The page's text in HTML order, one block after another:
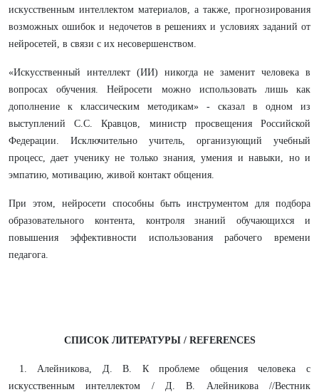
искусственным интеллектом материалов, а также, прогнозирования
возможных ошибок и недочетов в решениях и условиях заданий от
нейросетей, в связи с их несовершенством.
«Искусственный интеллект (ИИ) никогда не заменит человека в
вопросах обучения. Нейросети можно использовать лишь как
дополнение к классическим методикам» - сказал в одном из
выступлений С.С. Кравцов, министр просвещения Российской
Федерации. Исключительно учитель, организующий учебный
процесс, дает ученику не только знания, умения и навыки, но и
эмпатию, мотивацию, живой контакт общения.
При этом, нейросети способны быть инструментом для подбора
образовательного контента, контроля знаний обучающихся и
повышения эффективности использования рабочего времени
педагога.
СПИСОК ЛИТЕРАТУРЫ / REFERENCES
1. Алейникова, Д. В. К проблеме общения человека с
искусственным интеллектом / Д. В. Алейникова //Вестник